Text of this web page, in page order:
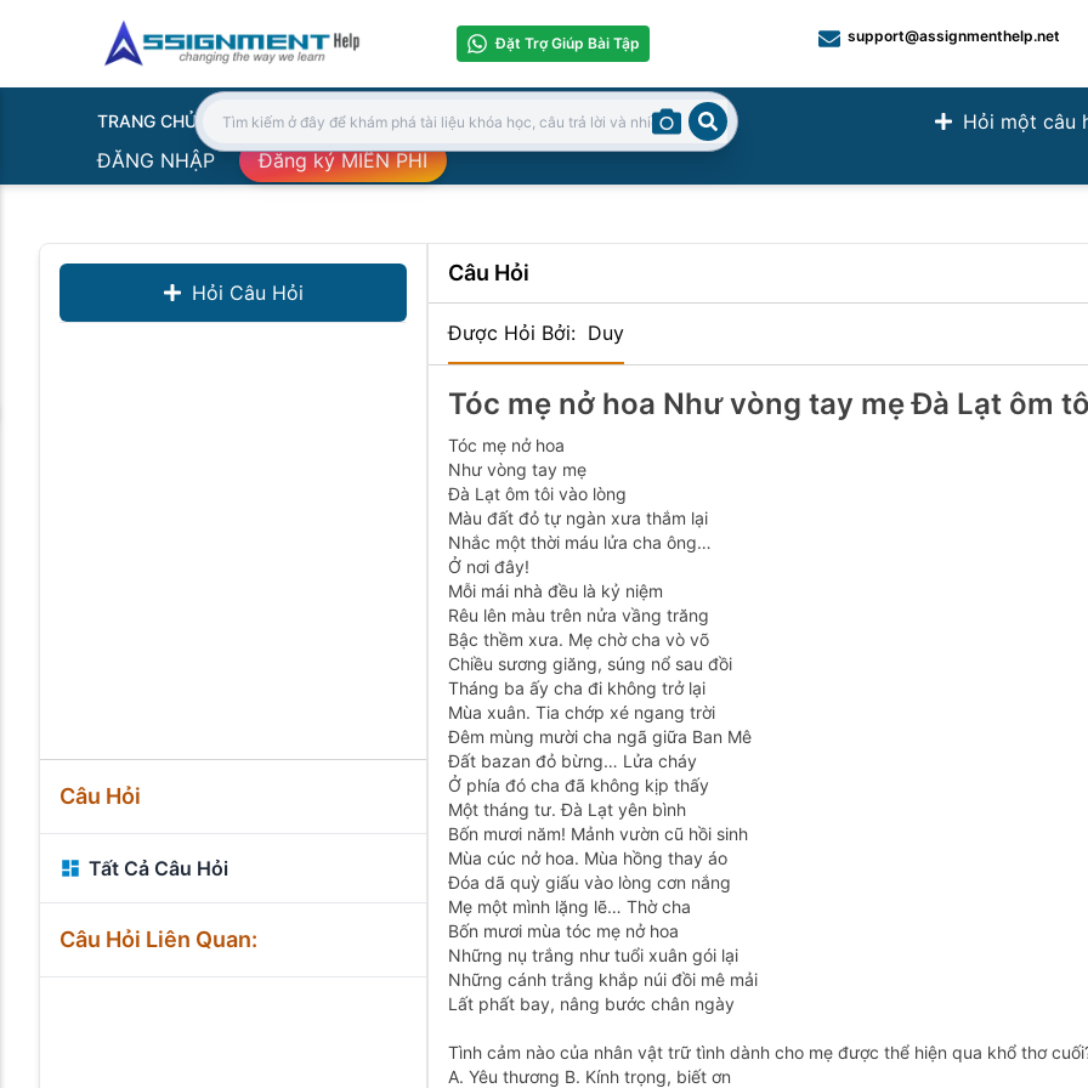
Đặt Trợ Giúp Bài Tập support@assignmenthelp.net
TRANG CHỦ
Hỏi một câu
ĐĂNG NHẬP
Đăng ký MIỄN PHÍ
Search: Search
Hỏi Câu Hỏi
Câu Hỏi
Tất Cả Câu Hỏi
Câu Hỏi Liên Quan:
Câu Hỏi
Được Hỏi Bởi: Duy
Tóc mẹ nở hoa Như vòng tay mẹ Đà Lạt ôm
Tóc mẹ nở hoa
Như vòng tay mẹ
Đà Lạt ôm tôi vào lòng
Màu đất đỏ tự ngàn xưa thắm lại
Nhắc một thời máu lửa cha ông…
Ở nơi đây!
Mỗi mái nhà đều là kỷ niệm
Rêu lên màu trên nửa vầng trăng
Bậc thềm xưa. Mẹ chờ cha vò võ
Chiều sương giăng, súng nổ sau đồi
Tháng ba ấy cha đi không trở lại
Mùa xuân. Tia chớp xé ngang trời
Đêm mùng mười cha ngã giữa Ban Mê
Đất bazan đỏ bừng… Lửa cháy
Ở phía đó cha đã không kịp thấy
Một tháng tư. Đà Lạt yên bình
Bốn mươi năm! Mảnh vườn cũ hồi sinh
Mùa cúc nở hoa. Mùa hồng thay áo
Đóa dã quỳ giấu vào lòng cơn nắng
Mẹ một mình lặng lẽ… Thờ cha
Bốn mươi mùa tóc mẹ nở hoa
Những nụ trắng như tuổi xuân gói lại
Những cánh trắng khắp núi đồi mê mải
Lất phất bay, nâng bước chân ngày
Tình cảm nào của nhân vật trữ tình dành cho mẹ được thể hiện qua khổ thơ
A. Yêu thương B. Kính trọng, biết ơn